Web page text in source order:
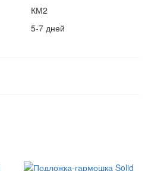
КМ2
5-7 дней